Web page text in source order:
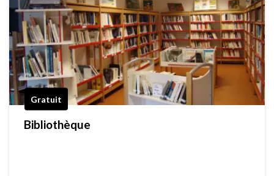
Gratuit
Bibliothèque